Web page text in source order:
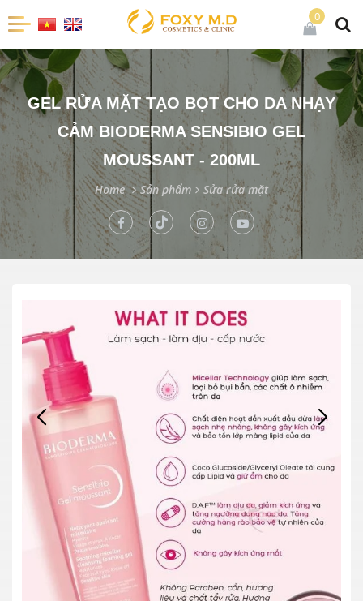
0
GEL RỬA MẶT TẠO BỌT CHO DA NHẠY
CẢM BIODERMA SENSIBIO GEL
MOUSSANT - 200ML
Home Sản phẩm Sửa rửa mặt